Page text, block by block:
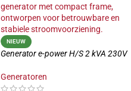
NIEUW
Generator e-power H/S 2 kVA 230V
Generatoren